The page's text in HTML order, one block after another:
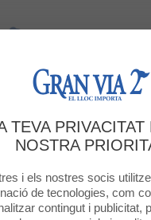
TEVA PRIVACITAT
NOSTRA
i els nostres socis
de tecnologies, com
contingut i publicitat,